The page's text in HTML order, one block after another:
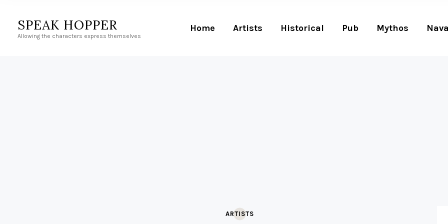
SPEAK HOPPER
Allowing the characters express themselves
Home Artists Historical Pub Mythos
ARTISTS